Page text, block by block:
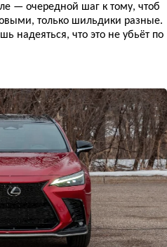
— очередной шаг к тому, чтоб
только шильдики разные.
надеяться, что это не убьёт по